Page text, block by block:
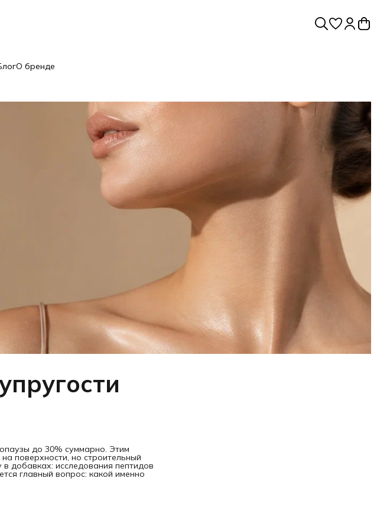
О бренде
до 30% суммарно. Этим
поверхности, но строительный
добавках: исследования пептидов
главный вопрос: какой именно